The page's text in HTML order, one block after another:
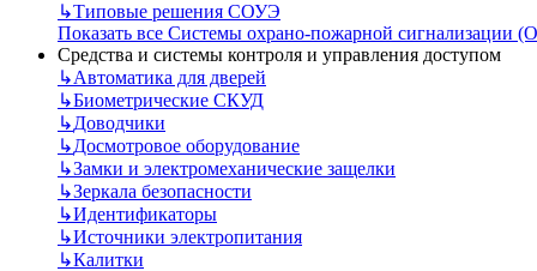
↳Типовые решения СОУЭ
Показать все Системы охрано-пожарной сигнализации
Средства и системы контроля и управления доступом
↳Автоматика для дверей
↳Биометрические СКУД
↳Доводчики
↳Досмотровое оборудование
↳Замки и электромеханические защелки
↳Зеркала безопасности
↳Идентификаторы
↳Источники электропитания
↳Калитки